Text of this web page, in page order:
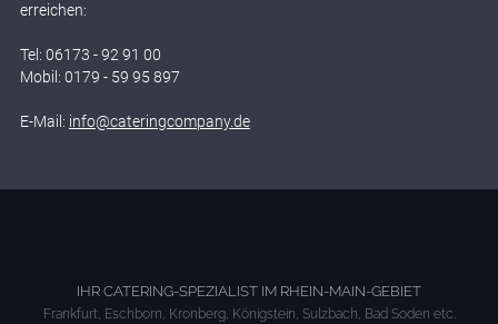
erreichen:
Tel: 06173 - 92 91 00
Mobil: 0179 - 59 95 897
E-Mail: info@cateringcompany.de
IHR CATERING-SPEZIALIST IM RHEIN-MAIN-GEBIET
Frankfurt, Eschborn, Kronberg, Königstein, Sulzbach, Bad Soden etc.